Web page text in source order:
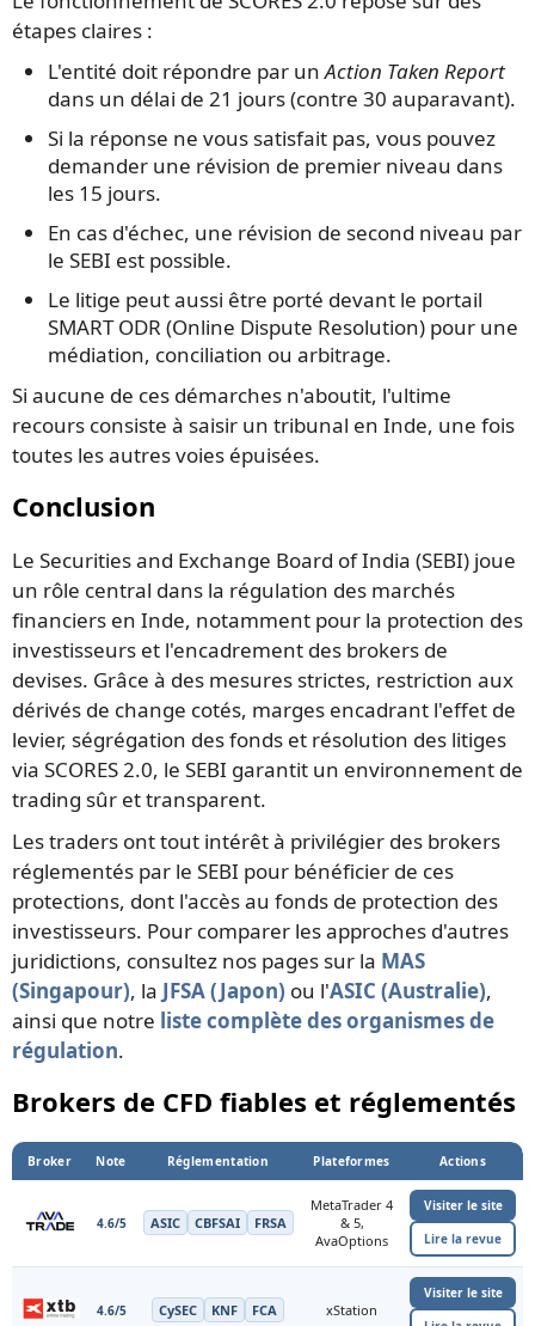
étapes claires :
L'entité doit répondre par unAction Taken Report
dans un délai de 21 jours (contre 30 auparavant).
Si la réponse ne vous satisfait pas, vous pouvez
demander une révision de premier niveau dans
les 15 jours.
En cas d'échec, une révision de second niveau par
le SEBI est possible.
Le litige peut aussi être porté devant le portail
SMART ODR (Online Dispute Resolution) pour une
médiation, conciliation ou arbitrage.
Si aucune de ces démarches n'aboutit, l'ultime
recours consiste à saisir un tribunal en Inde, une fois
toutes les autres voies épuisées.
Conclusion
Le Securities and Exchange Board of India (SEBI) joue
un rôle central dans la régulation des marchés
financiers en Inde, notamment pour la protection des
investisseurs et l'encadrement des brokers de
devises. Grâce à des mesures strictes, restriction aux
dérivés de change cotés, marges encadrant l'effet de
levier, ségrégation des fonds et résolution des litiges
via SCORES 2.0, le SEBI garantit un environnement de
trading sûr et transparent.
Les traders ont tout intérêt à privilégier des brokers
réglementés par le SEBI pour bénéficier de ces
protections, dont l'accès au fonds de protection des
investisseurs. Pour comparer les approches d'autres
juridictions, consultez nos pages sur la MAS
(Singapour), la JFSA (Japon) ou l'ASIC (Australie),
ainsi que notre liste complète des organismes de
régulation.
Brokers de CFD fiables et réglementés
Broker Note Réglementation Plateformes Actions
4.6/5 ASIC CBFSAI FRSA
MetaTrader 4
& 5,
AvaOptions
Visiter le site
Lire la revue
4.6/5 CySEC KNF FCA xStation
Visiter le site